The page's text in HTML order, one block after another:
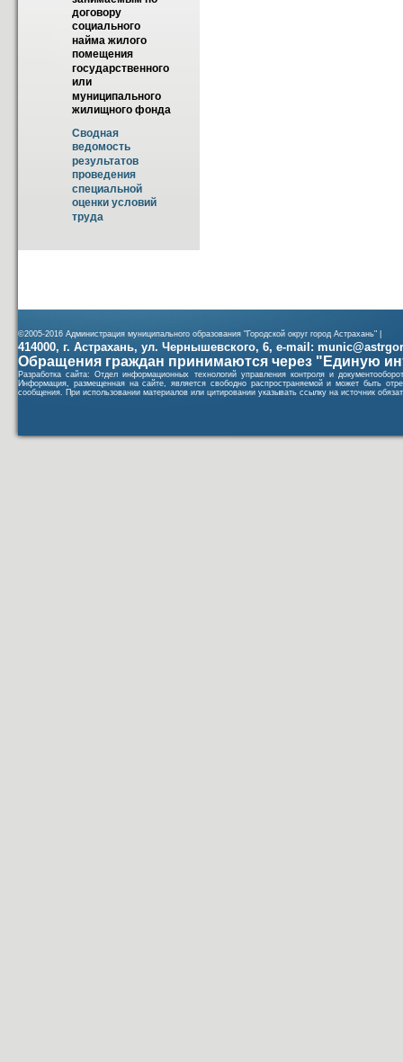
договору
социального
найма жилого
помещения
государственного
или
муниципального
жилищного фонда
Сводная
ведомость
результатов
проведения
специальной
оценки условий
труда
©2005-2016 Администрация муниципального образования "Городской округ город Астрахань" |
414000, г. Астрахань, ул. Чернышевского, 6, e-mail:
Обращения граждан принимаются через "Единую
Разработка сайта: Отдел информационных технологий управления контроля и
Информация, размещенная на сайте, является свободно распространяемой и может быть
сообщения. При использовании материалов или цитировании указывать ссылку на источник